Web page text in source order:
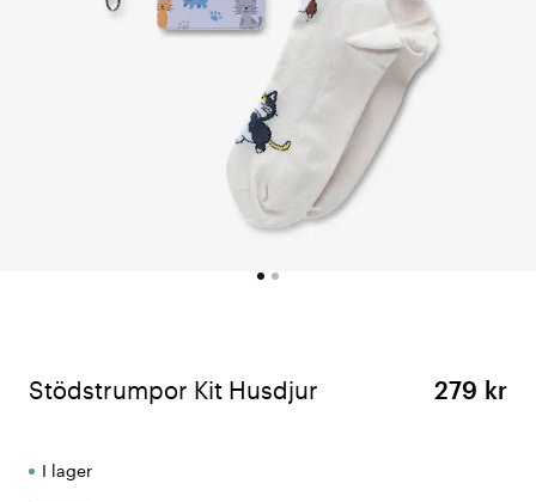
Stödstrumpor Kit Husdjur 279 kr
I lager